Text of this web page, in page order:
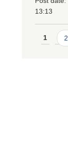
13:13
Pages
1 2